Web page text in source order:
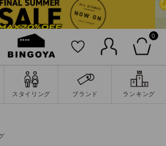
0
スタイリング ブランド ランキング
詳細検索